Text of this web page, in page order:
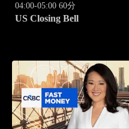
04:00-05:00 60分
US Closing Bell